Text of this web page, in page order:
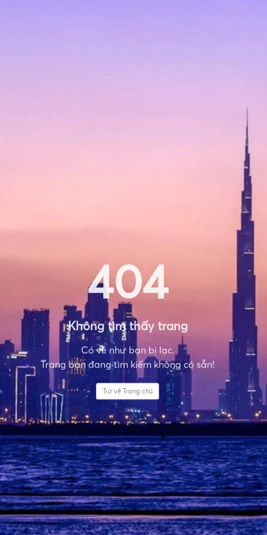
404
Không tìm thấy trang
Có vẻ như bạn bị lạc.
Trang bạn đang tìm kiếm không có sẵn!
Trở về Trang chủ